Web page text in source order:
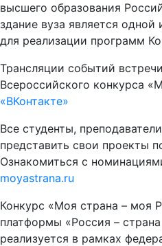
высшего образования
здание вуза является
для реализации программ
Трансляции событий
Всероссийского конкурса
«ВКонтакте»
Все студенты,
представить свои проекты
Ознакомиться с
moyastrana.ru
Конкурс «Моя страна – моя
платформы «Россия –
реализуется в рамках